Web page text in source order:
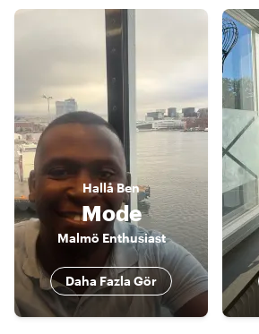
Hallå Ben
Mode
Malmö Enthusiast
Daha Fazla Gör